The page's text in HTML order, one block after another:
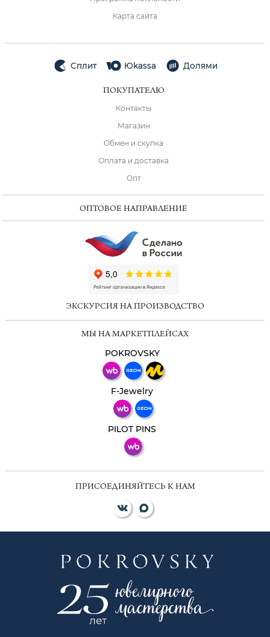
Карта сайта
Сплит Юkassa Долями
ПОКУПАТЕЛЮ
Контакты
Магазин
Обмен и скупка
Оплата и доставка
Опт
ОПТОВОЕ НАПРАВЛЕНИЕ
ЭКСКУРСИЯ НА ПРОИЗВОДСТВО
МЫ НА МАРКЕТПЛЕЙСАХ
POKROVSKY
F-Jewelry
PILOT PINS
ПРИСОЕДИНЯЙТЕСЬ К НАМ